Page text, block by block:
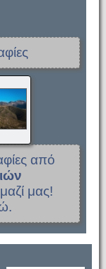
από
μας!